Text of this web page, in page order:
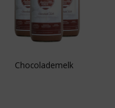
Chocolademelk